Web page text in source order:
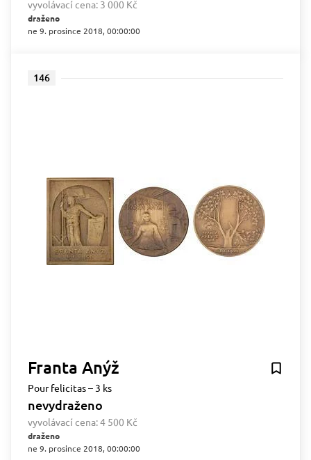
vyvolávací cena: 3 000 Kč
draženo
ne 9. prosince 2018, 00:00:00
146
Franta Anýž
Pour felicitas – 3 ks
nevydraženo
vyvolávací cena:4 500 Kč
draženo
ne 9. prosince 2018, 00:00:00